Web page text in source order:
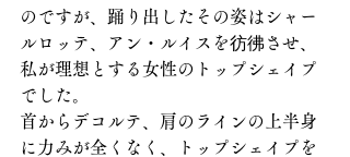
のですが、踊り出したその姿はシャー
ルロッテ、アン・ルイスを彷彿させ、
私が理想とする女性のトップシェイプ
でした。
首からデコルテ、肩のラインの上半身
に力みが全くなく、トップシェイプを